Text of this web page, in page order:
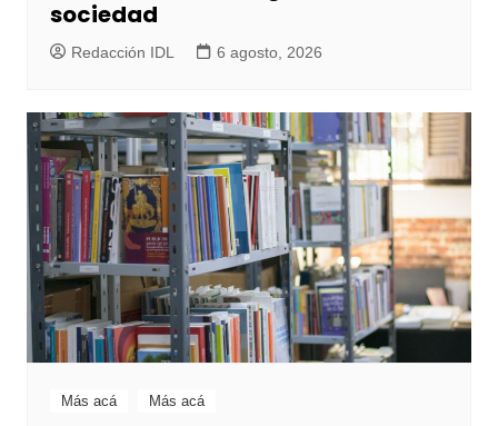
sociedad
Redacción IDL 6 agosto, 2026
Más acá Más acá